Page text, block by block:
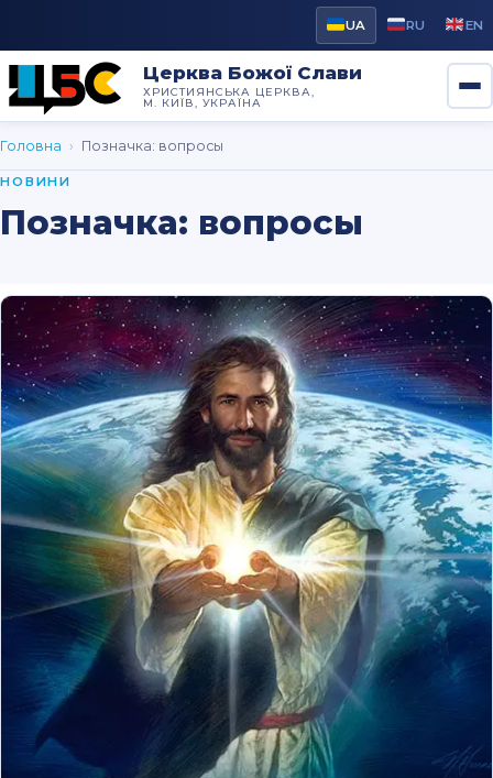
UA RU EN
Церква Божої Слави
ХРИСТИЯНСЬКА ЦЕРКВА,
М. КИЇВ, УКРАЇНА
Головна › Позначка: вопросы
НОВИНИ
Позначка: вопросы